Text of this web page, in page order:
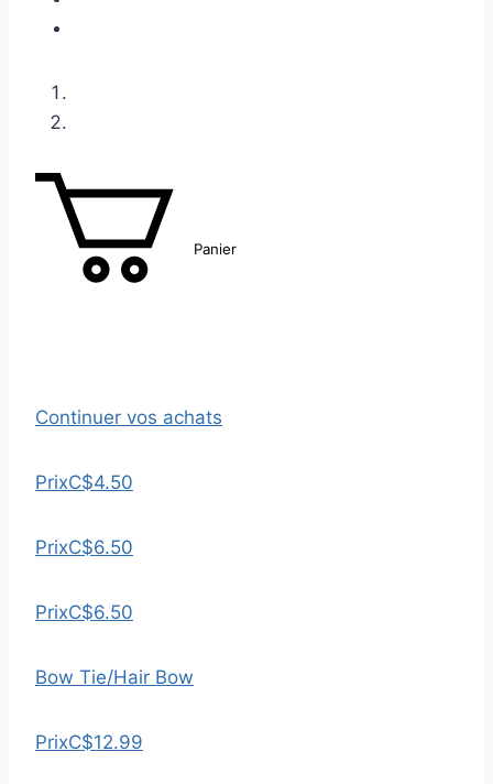
Panier
Continuer vos achats
PrixC$4.50
PrixC$6.50
PrixC$6.50
Bow Tie/Hair Bow
PrixC$12.99